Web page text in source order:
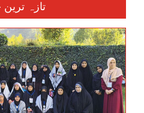
تازہ ترین